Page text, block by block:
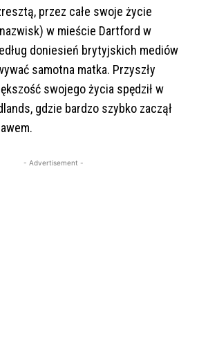
przez całe swoje życie
w mieście Dartford w
doniesień brytyjskich mediów
samotna matka. Przyszły
swojego życia spędził w
gdzie bardzo szybko zaczął
- Advertisement -